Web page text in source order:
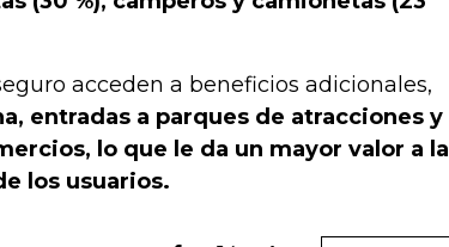
acceden a beneficios adicionales,
entradas a parques de atracciones y
lo que le da un mayor valor a la
los usuarios.